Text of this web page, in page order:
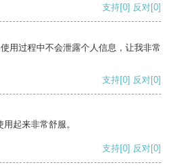
支持[0] 反对[0]
用过程中不会泄露个人信息，让我非常
支持[0] 反对[0]
起来非常舒服。
支持[0] 反对[0]